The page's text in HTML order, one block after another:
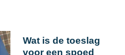
Wat is de toeslag
voor een spoed